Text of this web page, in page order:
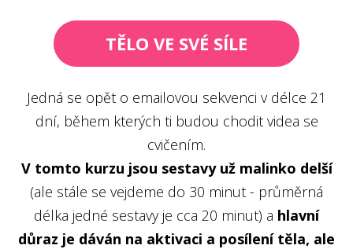
TĚLO VE SVÉ SÍLE
Jedná se opět o emailovou sekvenci v délce 21
dní, během kterých ti budou chodit videa se
cvičením.
V tomto kurzu jsou sestavy už malinko delší
(ale stále se vejdeme do 30 minut - průměrná
délka jedné sestavy je cca 20 minut) a hlavní
důraz je dáván na aktivaci a posílení těla, ale